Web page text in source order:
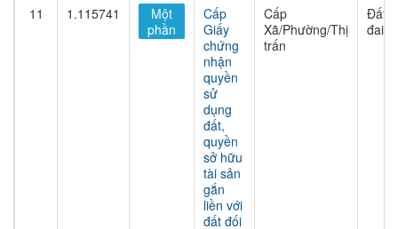
11 1.115741
Một
phần
Cấp
Giấy
chứng
nhận
quyền
sử
dụng
đất,
quyền
sở hữu
tài sản
gắn
liền với
đất đối
Cấp
Xã/Phường/Thị
trấn
Đất
đai